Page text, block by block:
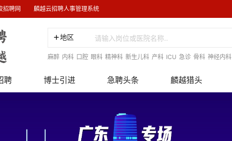
招聘网 麟越云招聘人事管理系统
地区
麻醉 内科 口腔 眼科 精神科 新生儿科 产科 ICU 急诊 骨科 神经内科
聘 博士引进 急聘头条 麟越猎头